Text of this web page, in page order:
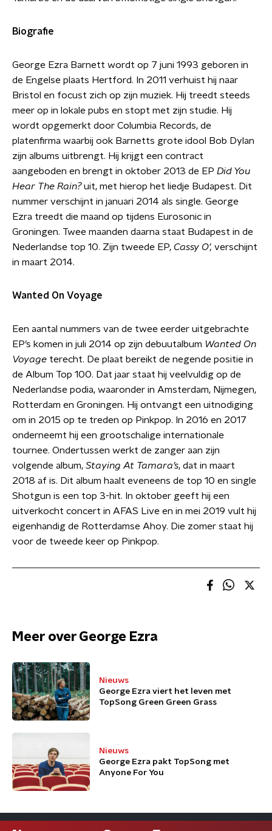
Biografie
George Ezra Barnett wordt op 7 juni 1993 geboren in
de Engelse plaats Hertford. In 2011 verhuist hij naar
Bristol en focust zich op zijn muziek. Hij treedt steeds
meer op in lokale pubs en stopt met zijn studie. Hij
wordt opgemerkt door Columbia Records, de
platenfirma waarbij ook Barnetts grote idool Bob Dylan
zijn albums uitbrengt. Hij krijgt een contract
aangeboden en brengt in oktober 2013 de EP Did You
Hear The Rain?uit, met hierop het liedje Budapest. Dit
nummer verschijnt in januari 2014 als single. George
Ezra treedt die maand op tijdens Eurosonic in
Groningen. Twee maanden daarna staat Budapest in de
Nederlandse top 10. Zijn tweede EP, Cassy O’, verschijnt
in maart 2014.
Wanted On Voyage
Een aantal nummers van de twee eerder uitgebrachte
EP’s komen in juli 2014 op zijn debuutalbum Wanted On
Voyage terecht. De plaat bereikt de negende positie in
de Album Top 100. Dat jaar staat hij veelvuldig op de
Nederlandse podia, waaronder in Amsterdam, Nijmegen,
Rotterdam en Groningen. Hij ontvangt een uitnodiging
om in 2015 op te treden op Pinkpop. In 2016 en 2017
onderneemt hij een grootschalige internationale
tournee. Ondertussen werkt de zanger aan zijn
volgende album, Staying At Tamara’s, dat in maart
2018 af is. Dit album haalt eveneens de top 10 en single
Shotgun is een top 3-hit. In oktober geeft hij een
uitverkocht concert in AFAS Live en in mei 2019 vult hij
eigenhandig de Rotterdamse Ahoy. Die zomer staat hij
voor de tweede keer op Pinkpop.
Meer over George Ezra
Nieuws
George Ezra viert het leven met
TopSong Green Green Grass
Nieuws
George Ezra pakt TopSong met
Anyone For You